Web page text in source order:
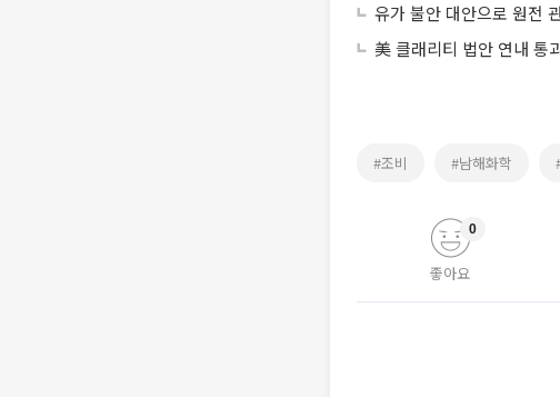
유가 불안 대안으로 원전
美 클래리티 법안 연내
#조비 #남해화학
좋아요
0